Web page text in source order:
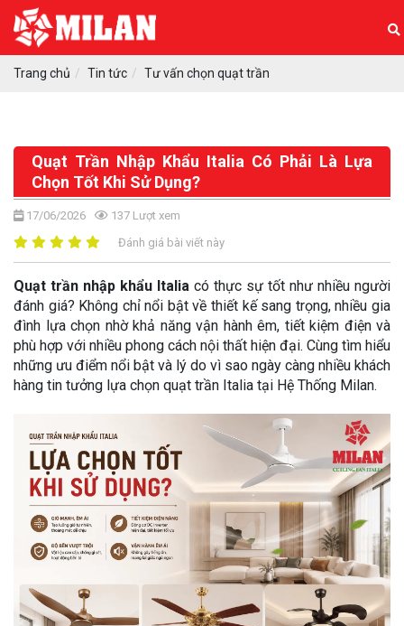
Trang chủ Tin tức Tư vấn chọn quạt trần
Quạt Trần Nhập Khẩu Italia Có Phải Là Lựa
Chọn Tốt Khi Sử Dụng?
17/06/2026 137 Lượt xem
Đánh giá bài viết này
Quạt trần nhập khẩu Italia có thực sự tốt như nhiều người
đánh giá? Không chỉ nổi bật về thiết kế sang trọng, nhiều gia
đình lựa chọn nhờ khả năng vận hành êm, tiết kiệm điện và
phù hợp với nhiều phong cách nội thất hiện đại. Cùng tìm hiểu
những ưu điểm nổi bật và lý do vì sao ngày càng nhiều khách
hàng tin tưởng lựa chọn quạt trần Italia tại Hệ Thống Milan.